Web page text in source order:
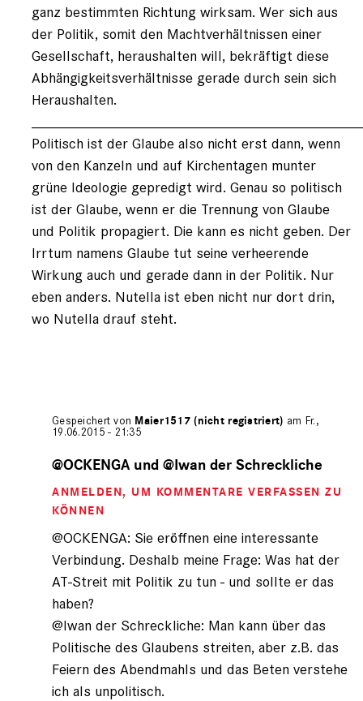
ganz bestimmten Richtung wirksam. Wer sich aus
der Politik, somit den Machtverhältnissen einer
Gesellschaft, heraushalten will, bekräftigt diese
Abhängigkeitsverhältnisse gerade durch sein sich
Heraushalten.
Politisch ist der Glaube also nicht erst dann, wenn
von den Kanzeln und auf Kirchentagen munter
grüne Ideologie gepredigt wird. Genau so politisch
ist der Glaube, wenn er die Trennung von Glaube
und Politik propagiert. Die kann es nicht geben. Der
Irrtum namens Glaube tut seine verheerende
Wirkung auch und gerade dann in der Politik. Nur
eben anders. Nutella ist eben nicht nur dort drin,
wo Nutella drauf steht.
Gespeichert von Maier1517 (nicht registriert) am Fr.,
19.06.2015 - 21:35
auf
Iwan
der
(nicht
registriert)
@OCKENGA und @Iwan der Schreckliche
ANMELDEN, UM KOMMENTARE VERFASSEN ZU
KÖNNEN
@OCKENGA: Sie eröffnen eine interessante
Verbindung. Deshalb meine Frage: Was hat der
AT-Streit mit Politik zu tun - und sollte er das
haben?
@Iwan der Schreckliche: Man kann über das
Politische des Glaubens streiten, aber z.B. das
Feiern des Abendmahls und das Beten verstehe
ich als unpolitisch.